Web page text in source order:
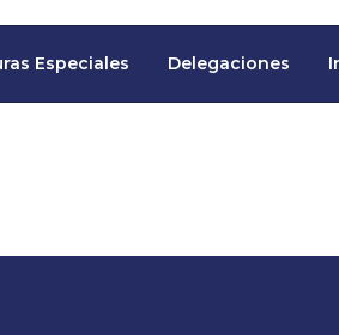
Especiales Delegaciones